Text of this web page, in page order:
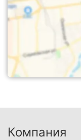
Компания